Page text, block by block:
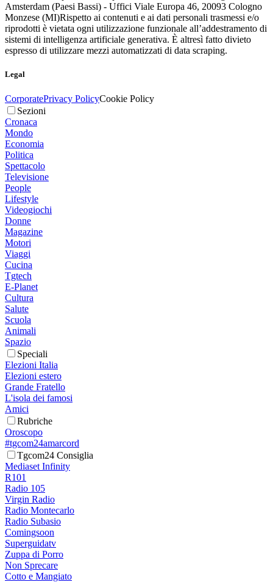
Amsterdam (Paesi Bassi) - Uffici Viale Europa 46, 20093 Cologno
Monzese (MI)Rispetto ai contenuti e ai dati personali trasmessi e/o
riprodotti è vietata ogni utilizzazione funzionale all’addestramento di
sistemi di intelligenza artificiale generativa. È altresì fatto divieto
espresso di utilizzare mezzi automatizzati di data scraping.
Legal
CorporatePrivacy PolicyCookie Policy
Sezioni
Cronaca
Mondo
Economia
Politica
Spettacolo
Televisione
People
Lifestyle
Videogiochi
Donne
Magazine
Motori
Viaggi
Cucina
Tgtech
E-Planet
Cultura
Salute
Scuola
Animali
Spazio
Speciali
Elezioni Italia
Elezioni estero
Grande Fratello
L'isola dei famosi
Amici
Rubriche
Oroscopo
#tgcom24amarcord
Tgcom24 Consiglia
Mediaset Infinity
R101
Radio 105
Virgin Radio
Radio Montecarlo
Radio Subasio
Comingsoon
Superguidatv
Zuppa di Porro
Non Sprecare
Cotto e Mangiato